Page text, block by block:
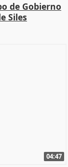
de Gobierno
Siles
04:47